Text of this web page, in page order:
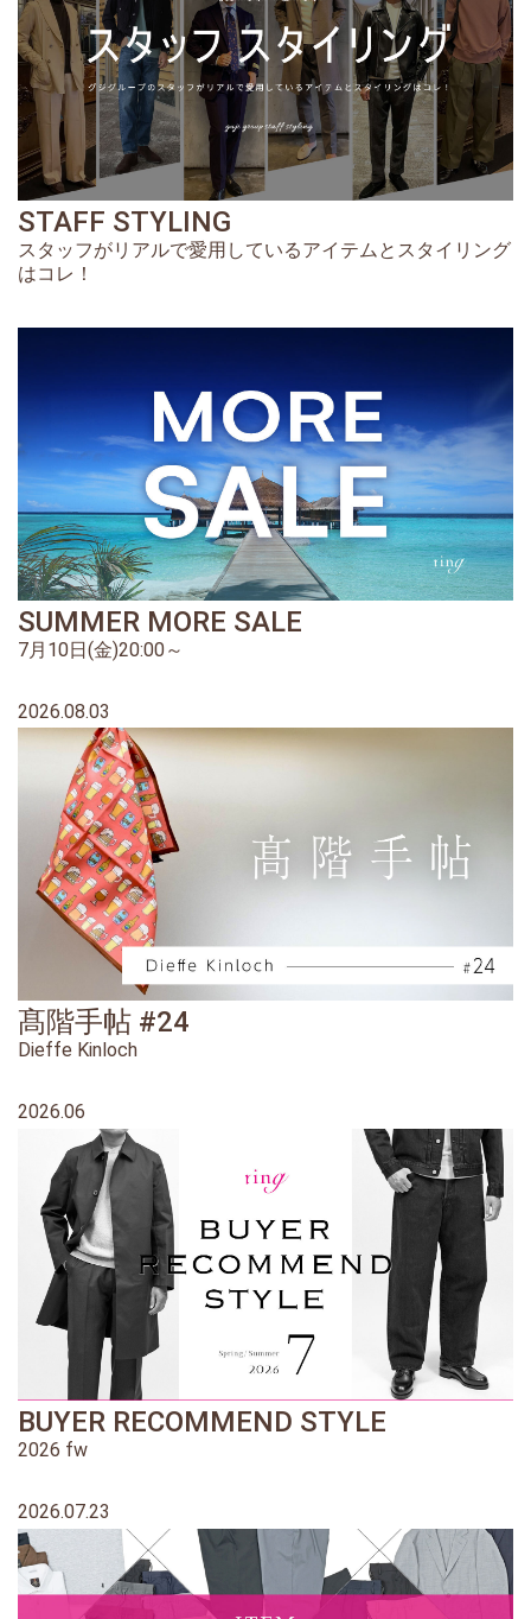
STAFF STYLING
スタッフがリアルで愛用しているアイテムとスタイリング
はコレ！
SUMMER MORE SALE
7月10日(金)20:00～
2026.08.03
髙階手帖 #24
Dieffe Kinloch
2026.06
BUYER RECOMMEND STYLE
2026 fw
2026.07.23